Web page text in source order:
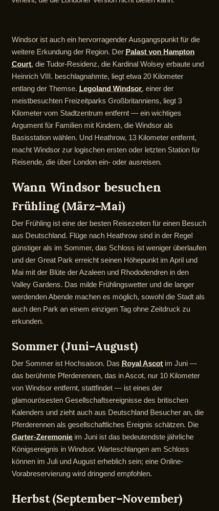
Windsor ist auch ein hervorragender Ausgangspunkt für die
weitere Erkundung der Region. Der Palast von Hampton
Court, die Tudor-Residenz, die Kardinal Wolsey erbaute und
Heinrich VIII. beschlagnahmte, liegt etwa 20 Kilometer
entlang der Themse. Legoland Windsor, einer der
meistbesuchten Freizeitparks Großbritanniens, liegt 3
Kilometer vom Stadtzentrum entfernt — ein wichtiges
Argument für Familien mit Kindern, die Windsor als
Basisstation wählen. Und Heathrow, 13 Kilometer entfernt,
macht Windsor zur logischen ersten oder letzten Station für
Reisende, die über London ein- oder ausreisen.
Wann Windsor besuchen
Frühling (März–Mai)
Der Frühling ist eine der besten Reisezeiten für einen Besuch
aus Deutschland. Flüge nach Heathrow sind in der Regel
günstiger als im Sommer, das Schloss ist weniger überlaufen
und der Great Park erreicht seinen Höhepunkt im April und
Mai mit der Blüte der Azaleen und Rhododendren in den
Valley Gardens. Das milde Frühlingswetter und die langer
werdenden Abende machen es möglich, sowohl die Stadt als
auch den Park an einem einzigen Tag ohne Zeitdruck zu
erkunden.
Sommer (Juni–August)
Der Sommer ist Hochsaison. Das Royal Ascot im Juni —
das berühmte Pferderennen, das in Ascot, nur 10 Kilometer
von Windsor entfernt, stattfindet — ist eines der
glamourösesten Gesellschaftsereignisse des britischen
Kalenders und zieht auch aus Deutschland Besucher an, die
Pferderennen als gesellschaftliches Ereignis schätzen. Die
Garter-Zeremonie im Juni ist das bedeutendste jährliche
Königsereignis in Windsor. Warteschlangen am Schloss
können im Juli und August erheblich sein; eine Online-
Vorabreservierung wird dringend empfohlen.
Herbst (September–November)